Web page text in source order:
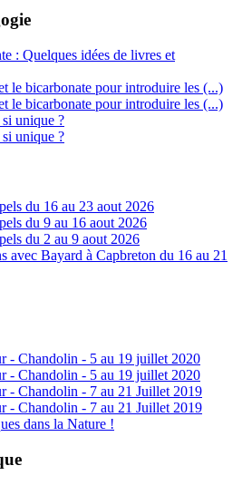
: Quelques idées de livres et
le bicarbonate pour introduire les (...)
le bicarbonate pour introduire les (...)
unique ?
unique ?
du 16 au 23 aout 2026
du 9 au 16 aout 2026
du 2 au 9 aout 2026
avec Bayard à Capbreton du 16 au 21
- Chandolin - 5 au 19 juillet 2020
- Chandolin - 5 au 19 juillet 2020
- Chandolin - 7 au 21 Juillet 2019
- Chandolin - 7 au 21 Juillet 2019
dans la Nature !